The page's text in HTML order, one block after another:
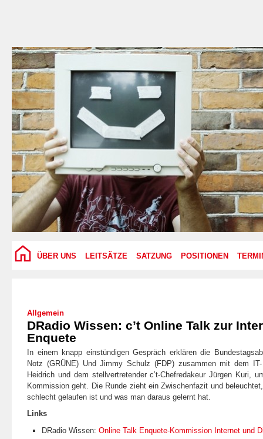
ÜBER UNS LEITSÄTZE SATZUNG POSITIONEN
Allgemein
DRadio Wissen: c’t Online Talk zur
Enquete
In einem knapp einstündigen Gespräch erklären die
Notz (GRÜNE) Und Jimmy Schulz (FDP) zusammen mit dem
Heidrich und dem stellvertretender c’t-Chefredakeur Jürgen Kuri,
Kommission geht. Die Runde zieht ein Zwischenfazit und
schlecht gelaufen ist und was man daraus gelernt hat.
Links
DRadio Wissen: Online Talk Enquete-Kommission Internet und